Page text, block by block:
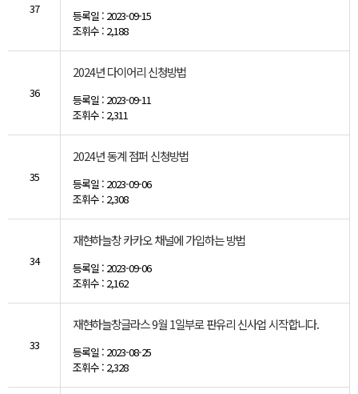
37
등록일 : 2023-09-15
조휘수 : 2,188
36
2024년 다이어리 신청방법
등록일 : 2023-09-11
조휘수 : 2,311
35
2024년 동계 점퍼 신청방법
등록일 : 2023-09-06
조휘수 : 2,308
34
재현하늘창 카카오 채널에 가입하는 방법
등록일 : 2023-09-06
조휘수 : 2,162
33
재현하늘창글라스 9월 1일부로 판유리 신사업 시작합니다.
등록일 : 2023-08-25
조휘수 : 2,328